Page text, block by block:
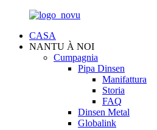
CASA
NANTU À NOI
Cumpagnia
Pipa Dinsen
Manifattura
Storia
FAQ
Dinsen Metal
Globalink